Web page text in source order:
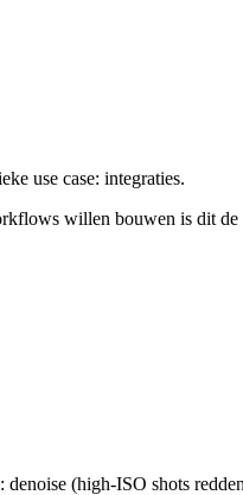
use case: integraties.
willen bouwen is dit de
(high-ISO shots